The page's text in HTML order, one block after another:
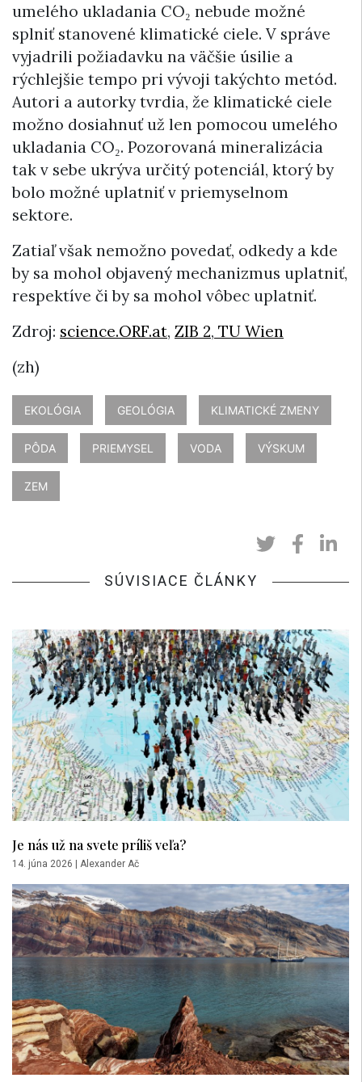
umelého ukladania CO₂ nebude možné
splniť stanovené klimatické ciele. V správe
vyjadrili požiadavku na väčšie úsilie a
rýchlejšie tempo pri vývoji takýchto metód.
Autori a autorky tvrdia, že klimatické ciele
možno dosiahnuť už len pomocou umelého
ukladania CO₂. Pozorovaná mineralizácia
tak v sebe ukrýva určitý potenciál, ktorý by
bolo možné uplatniť v priemyselnom
sektore.
Zatiaľ však nemožno povedať, odkedy a kde
by sa mohol objavený mechanizmus uplatniť,
respektíve či by sa mohol vôbec uplatniť.
Zdroj: science.ORF.at, ZIB 2, TU Wien
(zh)
EKOLÓGIA GEOLÓGIA KLIMATICKÉ ZMENY
PÔDA PRIEMYSEL VODA VÝSKUM
ZEM
SÚVISIACE ČLÁNKY
Je nás už na svete príliš veľa?
14. júna 2026 | Alexander Ač